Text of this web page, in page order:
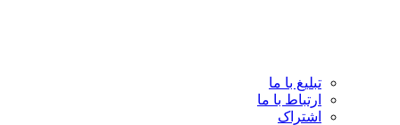
تبلیغ با ما
ارتباط با ما
اشتراک